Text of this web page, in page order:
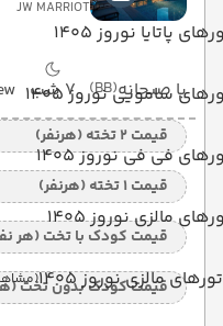
پاتایا نوروز 1405
سامویی نوروز 1405
فی فی نوروز 1405
مالزی نوروز 1405
تورهای مالزی نوروز 1405
JW MARRIOT
با صبحانه(BB) 7 شب
قیمت 2 تخته (هرنفر)
قیمت 1 تخته (هرنفر)
قیمت کودک با تخت (هر
قیمت کودک بدون تخت